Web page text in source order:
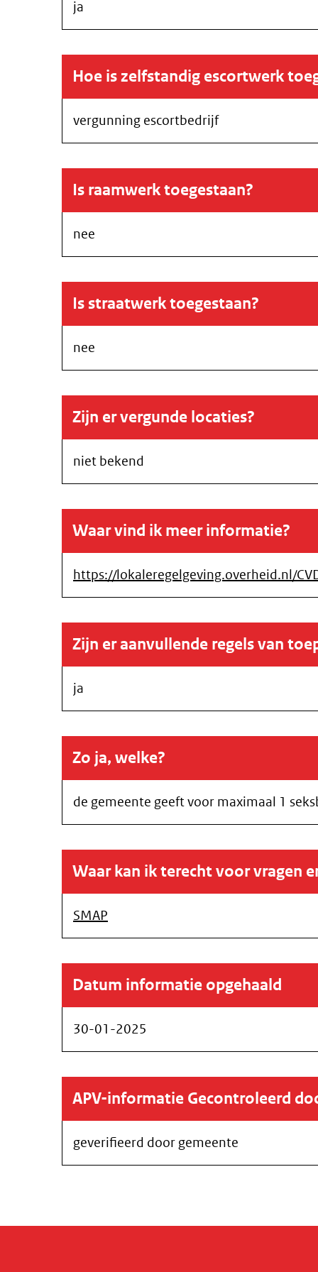
ja
Hoe is zelfstandig escortwerk
vergunning escortbedrijf
Is raamwerk toegestaan?
nee
Is straatwerk toegestaan?
nee
Zijn er vergunde locaties?
niet bekend
Waar vind ik meer informatie?
https://lokaleregelgeving.overheid.nl/
Zijn er aanvullende regels van
ja
Zo ja, welke?
de gemeente geeft voor maximaal 1
Waar kan ik terecht voor vragen
SMAP
Datum informatie opgehaald
30-01-2025
APV-informatie Gecontroleerd
geverifieerd door gemeente